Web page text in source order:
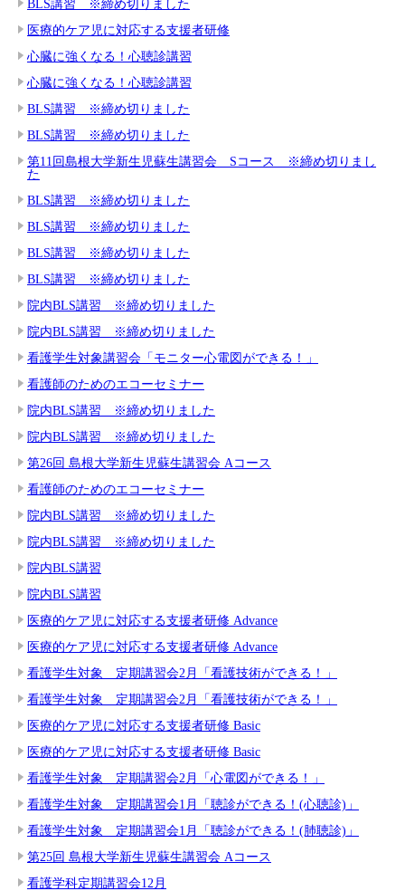
BLS講習 ※締め切りました
医療的ケア児に対応する支援者研修
心臓に強くなる！心聴診講習
心臓に強くなる！心聴診講習
BLS講習 ※締め切りました
BLS講習 ※締め切りました
第11回島根大学新生児蘇生講習会 Sコース ※締め切りまし
た
BLS講習 ※締め切りました
BLS講習 ※締め切りました
BLS講習 ※締め切りました
BLS講習 ※締め切りました
院内BLS講習 ※締め切りました
院内BLS講習 ※締め切りました
看護学生対象講習会「モニター心電図ができる！」
看護師のためのエコーセミナー
院内BLS講習 ※締め切りました
院内BLS講習 ※締め切りました
第26回 島根大学新生児蘇生講習会 Aコース
看護師のためのエコーセミナー
院内BLS講習 ※締め切りました
院内BLS講習 ※締め切りました
院内BLS講習
院内BLS講習
医療的ケア児に対応する支援者研修 Advance
医療的ケア児に対応する支援者研修 Advance
看護学生対象 定期講習会2月「看護技術ができる！」
看護学生対象 定期講習会2月「看護技術ができる！」
医療的ケア児に対応する支援者研修 Basic
医療的ケア児に対応する支援者研修 Basic
看護学生対象 定期講習会2月「心電図ができる！」
看護学生対象 定期講習会1月「聴診ができる！(心聴診)」
看護学生対象 定期講習会1月「聴診ができる！(肺聴診)」
第25回 島根大学新生児蘇生講習会 Aコース
看護学科定期講習会12月